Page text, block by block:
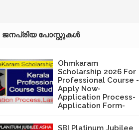
ജനപ്രിയ പോസ്റ്റുകള്‍‌
Ohmkaram
Scholarship 2026 For
Professional Course -
Apply Now-
Application Process-
Application Form-
SBI Platinum Jubilee